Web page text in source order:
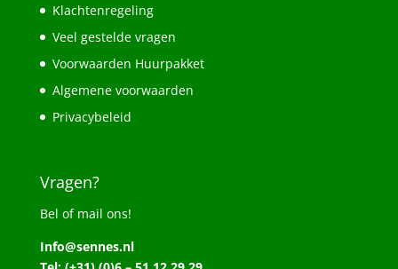
Klachtenregeling
Veel gestelde vragen
Voorwaarden Huurpakket
Algemene voorwaarden
Privacybeleid
Vragen?
Bel of mail ons!
Info@sennes.nl